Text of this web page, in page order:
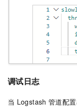
调试日志
当 Logstash 管道配